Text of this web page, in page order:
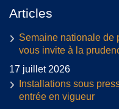
Articles
Semaine nationale de
vous invite à la
17 juillet 2026
Installations sous
entrée en vigueur